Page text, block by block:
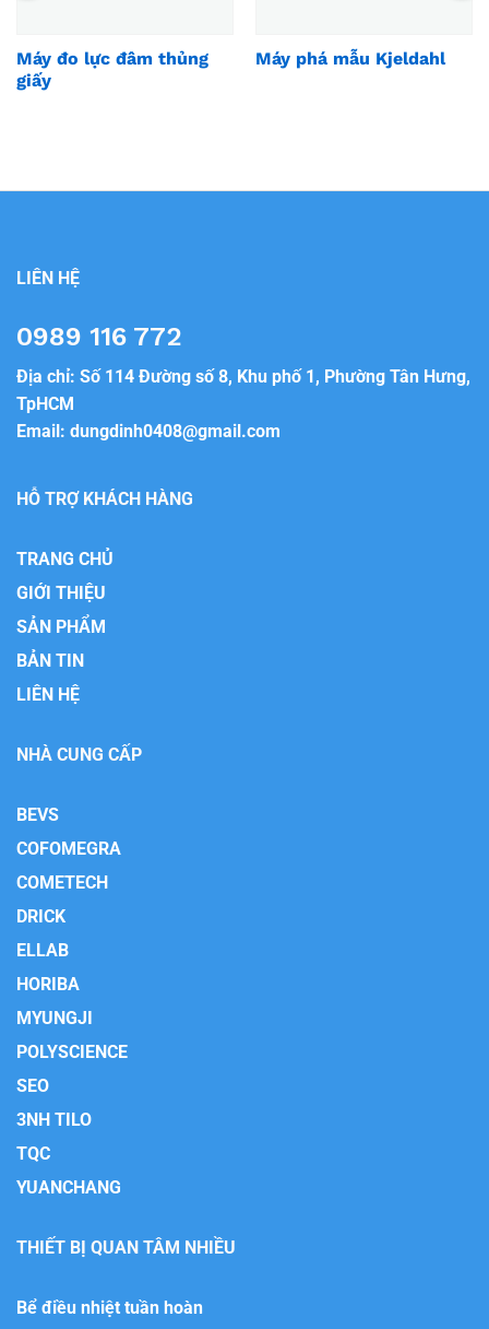
Máy đo lực đâm thủng
giấy
Máy phá mẫu Kjeldahl
LIÊN HỆ
0989 116 772
Địa chỉ: Số 114 Đường số 8, Khu phố 1, Phường Tân Hưng,
TpHCM
Email: dungdinh0408@gmail.com
HỖ TRỢ KHÁCH HÀNG
TRANG CHỦ
GIỚI THIỆU
SẢN PHẨM
BẢN TIN
LIÊN HỆ
NHÀ CUNG CẤP
BEVS
COFOMEGRA
COMETECH
DRICK
ELLAB
HORIBA
MYUNGJI
POLYSCIENCE
SEO
3NH TILO
TQC
YUANCHANG
THIẾT BỊ QUAN TÂM NHIỀU
Bể điều nhiệt tuần hoàn